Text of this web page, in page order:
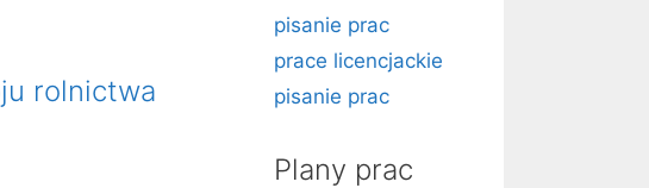
rolnictwa
pisanie prac
prace licencjackie
pisanie prac
Plany prac